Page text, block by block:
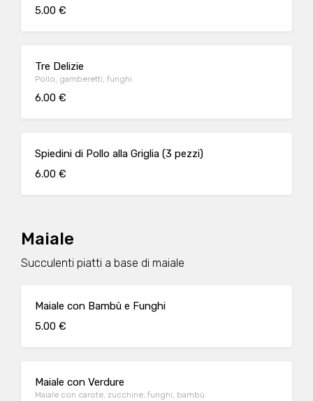
5.00 €
Tre Delizie
Pollo, gamberetti, funghi
6.00 €
Spiedini di Pollo alla Griglia (3 pezzi)
6.00 €
Maiale
Succulenti piatti a base di maiale
Maiale con Bambù e Funghi
5.00 €
Maiale con Verdure
Maiale con carote, zucchine, funghi, bambù